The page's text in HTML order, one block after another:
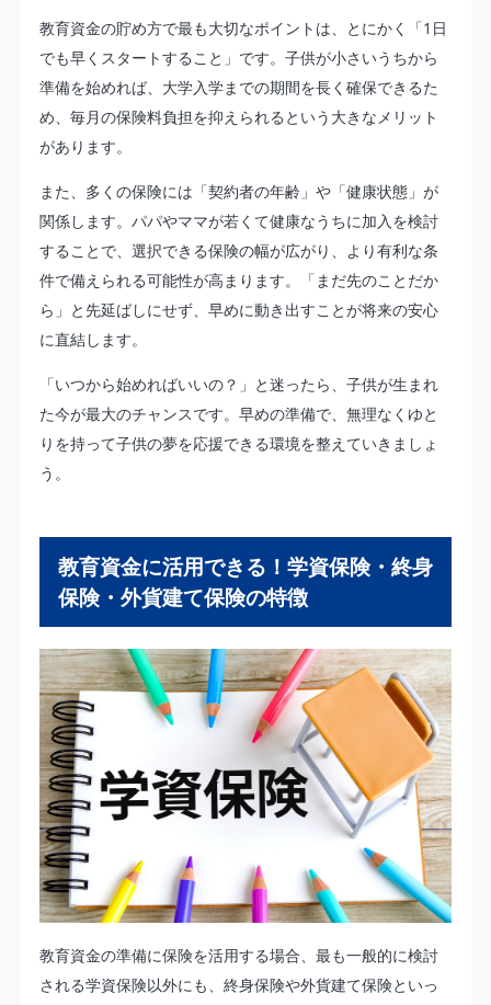
教育資金の貯め方で最も大切なポイントは、とにかく「1日
でも早くスタートすること」です。子供が小さいうちから
準備を始めれば、大学入学までの期間を長く確保できるた
め、毎月の保険料負担を抑えられるという大きなメリット
があります。
また、多くの保険には「契約者の年齢」や「健康状態」が
関係します。パパやママが若くて健康なうちに加入を検討
することで、選択できる保険の幅が広がり、より有利な条
件で備えられる可能性が高まります。「まだ先のことだか
ら」と先延ばしにせず、早めに動き出すことが将来の安心
に直結します。
「いつから始めればいいの？」と迷ったら、子供が生まれ
た今が最大のチャンスです。早めの準備で、無理なくゆと
りを持って子供の夢を応援できる環境を整えていきましょ
う。
教育資金に活用できる！学資保険・終身
保険・外貨建て保険の特徴
教育資金の準備に保険を活用する場合、最も一般的に検討
される学資保険以外にも、終身保険や外貨建て保険といっ